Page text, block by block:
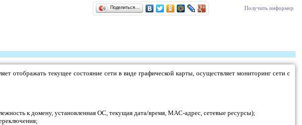
Поделиться… Получить информер
отображать текущее состояние сети в виде графической карты, осуществляет мониторинг сети с
к домену, установленная ОС, текущая дата/время, MAC-адрес, сетевые ресурсы);